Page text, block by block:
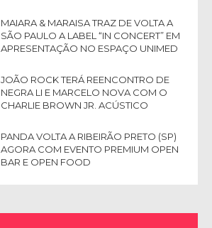
MAIARA & MARAISA TRAZ DE VOLTA A
SÃO PAULO A LABEL “IN CONCERT” EM
APRESENTAÇÃO NO ESPAÇO UNIMED
JOÃO ROCK TERÁ REENCONTRO DE
NEGRA LI E MARCELO NOVA COM O
CHARLIE BROWN JR. ACÚSTICO
PANDA VOLTA A RIBEIRÃO PRETO (SP)
AGORA COM EVENTO PREMIUM OPEN
BAR E OPEN FOOD